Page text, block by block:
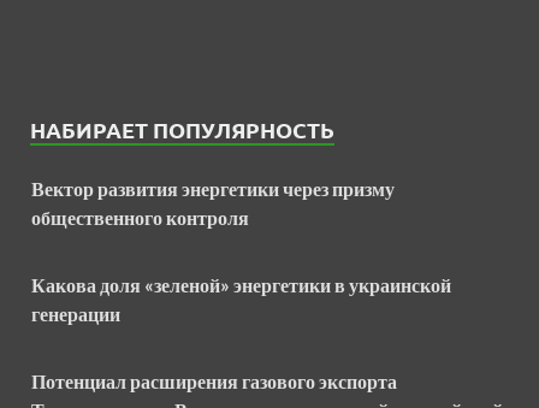
НАБИРАЕТ ПОПУЛЯРНОСТЬ
Вектор развития энергетики через призму
общественного контроля
Какова доля «зеленой» энергетики в украинской
генерации
Потенциал расширения газового экспорта